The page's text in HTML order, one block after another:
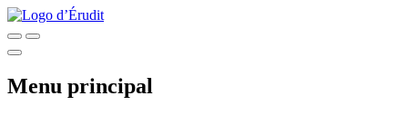
Menu principal